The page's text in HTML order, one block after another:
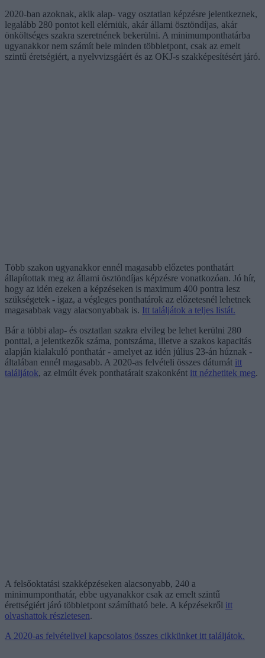
2020-ban azoknak, akik alap- vagy osztatlan képzésre jelentkeznek,
legalább 280 pontot kell elérniük, akár állami ösztöndíjas, akár
önköltséges szakra szeretnének bekerülni. A minimumponthatárba
ugyanakkor nem számít bele minden többletpont, csak az emelt
szintű éretségiért, a nyelvvizsgáért és az OKJ-s szakképesítésért járó.
Több szakon ugyanakkor ennél magasabb előzetes ponthatárt
állapítottak meg az állami ösztöndíjas képzésre vonatkozóan. Jó hír,
hogy az idén ezeken a képzéseken is maximum 400 pontra lesz
szükségetek - igaz, a végleges ponthatárok az előzetesnél lehetnek
magasabbak vagy alacsonyabbak is. Itt találjátok a teljes listát.
Bár a többi alap- és osztatlan szakra elvileg be lehet kerülni 280
ponttal, a jelentkezők száma, pontszáma, illetve a szakos kapacitás
alapján kialakuló ponthatár - amelyet az idén július 23-án húznak -
általában ennél magasabb. A 2020-as felvételi összes dátumát itt
találjátok, az elmúlt évek ponthatárait szakonként itt nézhetitek meg.
A felsőoktatási szakképzéseken alacsonyabb, 240 a
minimumponthatár, ebbe ugyanakkor csak az emelt szintű
érettségiért járó többletpont számítható bele. A képzésekről itt
olvashattok részletesen.
A 2020-as felvételivel kapcsolatos összes cikkünket itt találjátok.